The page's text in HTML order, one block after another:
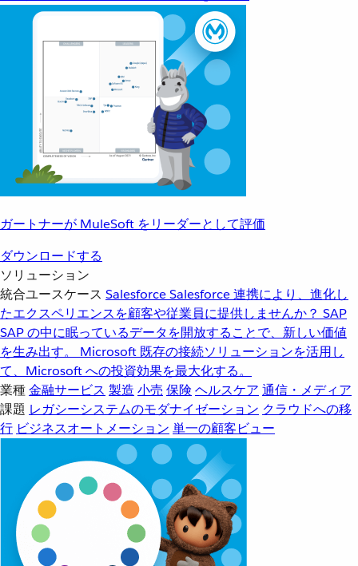
ガートナーが MuleSoft をリーダーとして評価
ダウンロードする
ソリューション
統合ユースケース SalesforceSalesforce 連携により、進化し
たエクスペリエンスを顧客や従業員に提供しませんか？ SAP
SAP の中に眠っているデータを開放することで、新しい価値
を生み出す。
Microsoft 既存の接続ソリューションを活用し
て、Microsoft への投資効果を最大化する。
業種金融サービス 製造 小売 保険 ヘルスケア 通信・メディア
課題 レガシーシステムのモダナイゼーション クラウドへの移
行 ビジネスオートメーション 単一の顧客ビュー